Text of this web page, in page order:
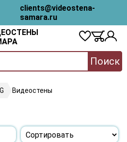
clients@videostena-
samara.ru
Поиск
Видеостены